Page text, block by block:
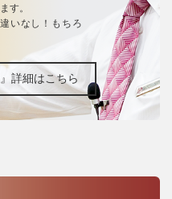
す。
いなし！もちろ
詳細はこちら